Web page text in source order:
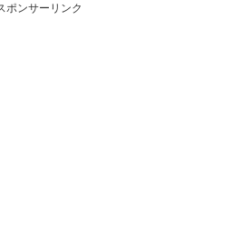
ポンサーリンク